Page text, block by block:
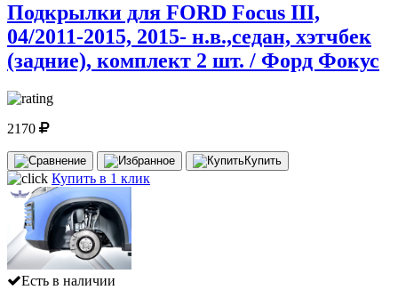
Подкрылки для FORD Focus III,
04/2011-2015, 2015- н.в.,седан, хэтчбек
(задние), комплект 2 шт. / Форд Фокус
2170
Купить
Купить в 1 клик
Есть в наличии